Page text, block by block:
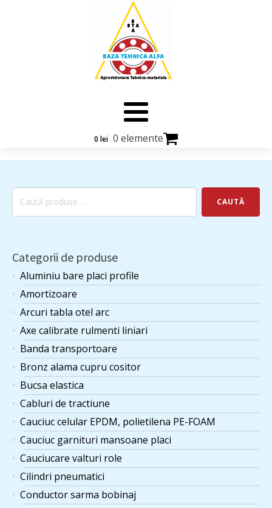
0 lei 0 elemente
Caută
CAUTĂ
Categorii de produse
Aluminiu bare placi profile
Amortizoare
Arcuri tabla otel arc
Axe calibrate rulmenti liniari
Banda transportoare
Bronz alama cupru cositor
Bucsa elastica
Cabluri de tractiune
Cauciuc celular EPDM, polietilena PE-FOAM
Cauciuc garnituri mansoane placi
Cauciucare valturi role
Cilindri pneumatici
Conductor sarma bobinaj